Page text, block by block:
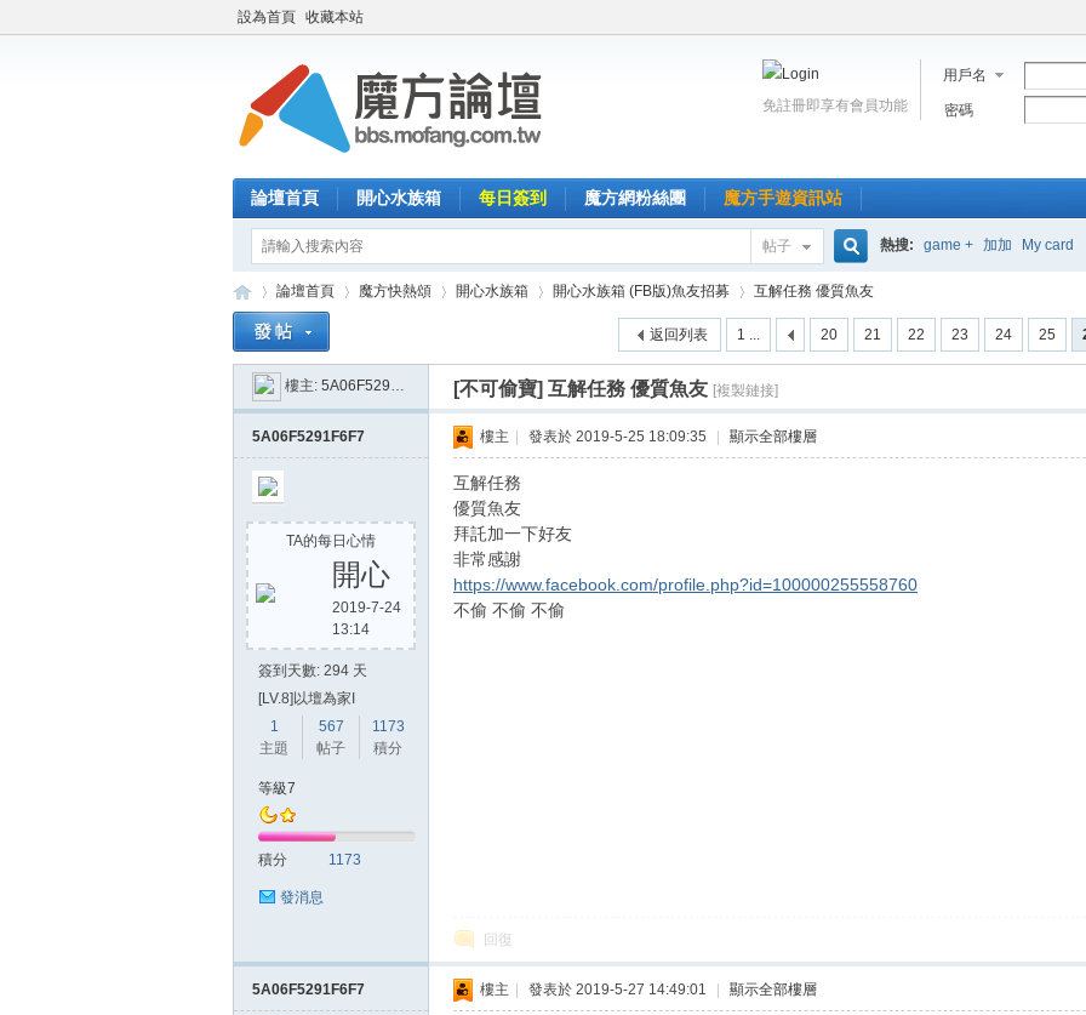
設為首頁 收藏本站
用戶名
密碼
免註冊即享有會員功能
論壇首頁 開心水族箱 每日簽到 魔方網粉絲團 魔方手遊資訊站
帖子
搜
熱搜: game + 加加 My card
方
»
論壇首頁
›
魔方快熱頌 開心水族箱
›
開心水族箱 (FB版)魚友招募
›
互解任務 優質魚友
1 ... 20 21 22 23 24 25
返回列表
樓主: 5A06F5291F6F7 [不可偷寶] 互解任務 優質魚友 [複製鏈接]
5A06F5291F6F7
TA的每日心情
開心
2019-7-24
13:14
簽到天數: 294 天
[LV.8]以壇為家I
1
主題
567
帖子
1173
積分
等級7
積分 1173
發消息
樓主 發表於 2019-5-25 18:09:35 顯示全部樓層
互解任務
優質魚友
拜託加一下好友
非常感謝
https://www.facebook.com/profile.php?id=100000255558760
不偷 不偷 不偷
回復
5A06F5291F6F7 樓主 發表於 2019-5-27 14:49:01 顯示全部樓層